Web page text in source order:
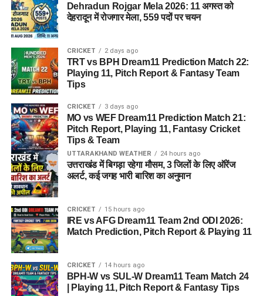
Dehradun Rojgar Mela 2026: 11 अगस्त को
देहरादून में रोजगार मेला, 559 पदों पर चयन
CRICKET 2 days ago
TRT vs BPH Dream11 Prediction Match 22:
Playing 11, Pitch Report & Fantasy Team
Tips
CRICKET 3 days ago
MO vs WEF Dream11 Prediction Match 21:
Pitch Report, Playing 11, Fantasy Cricket
Tips & Team
UTTARAKHAND WEATHER 24 hours ago
उत्तराखंड में बिगड़ा रहेगा मौसम, 3 जिलों के लिए ऑरेंज
अलर्ट, कई जगह भारी बारिश का अनुमान
CRICKET 15 hours ago
IRE vs AFG Dream11 Team 2nd ODI 2026:
Match Prediction, Pitch Report & Playing 11
CRICKET 14 hours ago
BPH-W vs SUL-W Dream11 Team Match 24
| Playing 11, Pitch Report & Fantasy Tips